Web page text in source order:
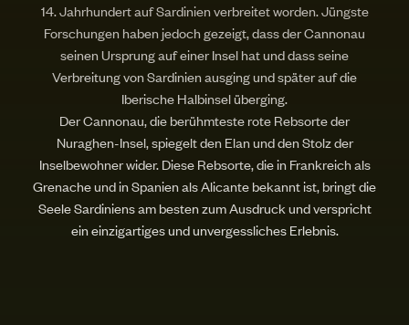
14. Jahrhundert auf Sardinien verbreitet worden. Jüngste
Forschungen haben jedoch gezeigt, dass der Cannonau
seinen Ursprung auf einer Insel hat und dass seine
Verbreitung von Sardinien ausging und später auf die
Iberische Halbinsel überging.
Der Cannonau, die berühmteste rote Rebsorte der
Nuraghen-Insel, spiegelt den Elan und den Stolz der
Inselbewohner wider. Diese Rebsorte, die in Frankreich als
Grenache und in Spanien als Alicante bekannt ist, bringt die
Seele Sardiniens am besten zum Ausdruck und verspricht
ein einzigartiges und unvergessliches Erlebnis.